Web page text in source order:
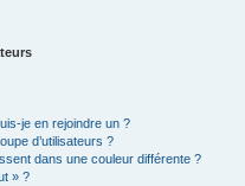
je en rejoindre un ?
d’utilisateurs ?
dans une couleur différente ?
» ?